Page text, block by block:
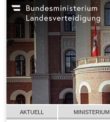
AKTUELL MINISTERIUM